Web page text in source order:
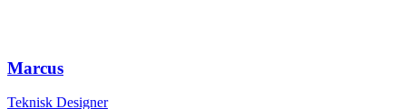
Marcus
Teknisk Designer